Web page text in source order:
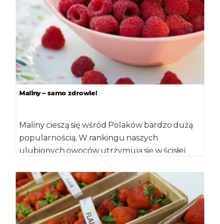
Maliny – samo zdrowie!
Maliny cieszą się wśród Polaków bardzo dużą
popularnością. W rankingu naszych
ulubionych owoców utrzymują się w ścisłej